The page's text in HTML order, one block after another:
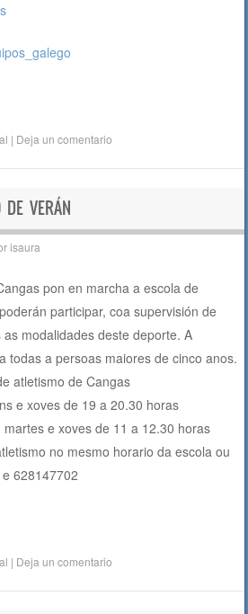
| Deja un comentario
DE VERÁN
isaura
pon en marcha a escola de
participar, coa supervisión de
modalidades deste deporte. A
todas a persoas maiores de cinco anos.
atletismo de Cangas
e xoves de 19 a 20.30 horas
e xoves de 11 a 12.30 horas
no mesmo horario da escola ou
628147702
| Deja un comentario